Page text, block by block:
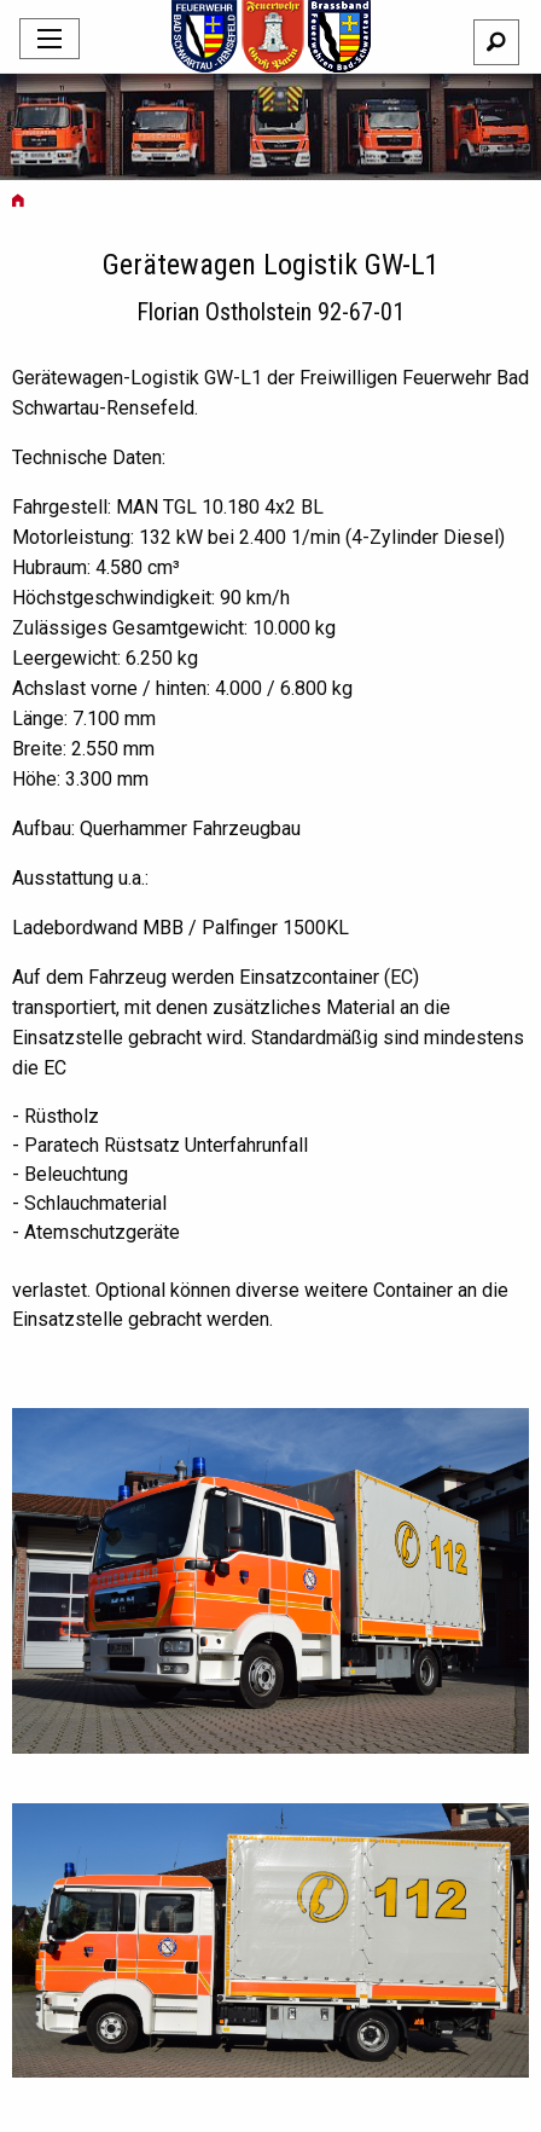
Gerätewagen Logistik GW-L1
Florian Ostholstein 92-67-01
Gerätewagen-Logistik GW-L1 der Freiwilligen Feuerwehr Bad
Schwartau-Rensefeld.
Technische Daten:
Fahrgestell: MAN TGL 10.180 4x2 BL
Motorleistung: 132 kW bei 2.400 1/min (4-Zylinder Diesel)
Hubraum: 4.580 cm³
Höchstgeschwindigkeit: 90 km/h
Zulässiges Gesamtgewicht: 10.000 kg
Leergewicht: 6.250 kg
Achslast vorne / hinten: 4.000 / 6.800 kg
Länge: 7.100 mm
Breite: 2.550 mm
Höhe: 3.300 mm
Aufbau: Querhammer Fahrzeugbau
Ausstattung u.a.:
Ladebordwand MBB / Palfinger 1500KL
Auf dem Fahrzeug werden Einsatzcontainer (EC)
transportiert, mit denen zusätzliches Material an die
Einsatzstelle gebracht wird. Standardmäßig sind mindestens
die EC
- Rüstholz
- Paratech Rüstsatz Unterfahrunfall
- Beleuchtung
- Schlauchmaterial
- Atemschutzgeräte
verlastet. Optional können diverse weitere Container an die
Einsatzstelle gebracht werden.